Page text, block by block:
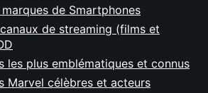
de Smartphones
de streaming (films et
les plus emblématiques et connus
Marvel célèbres et acteurs